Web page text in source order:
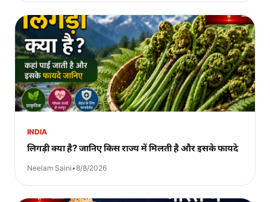
INDIA
लिगड़ी क्या है? जानिए किस राज्य में मिलती है और इसके फायदे
Neelam Saini•8/8/2026